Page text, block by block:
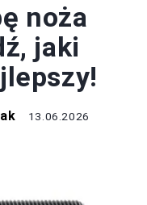
noża
jaki
13.06.2026